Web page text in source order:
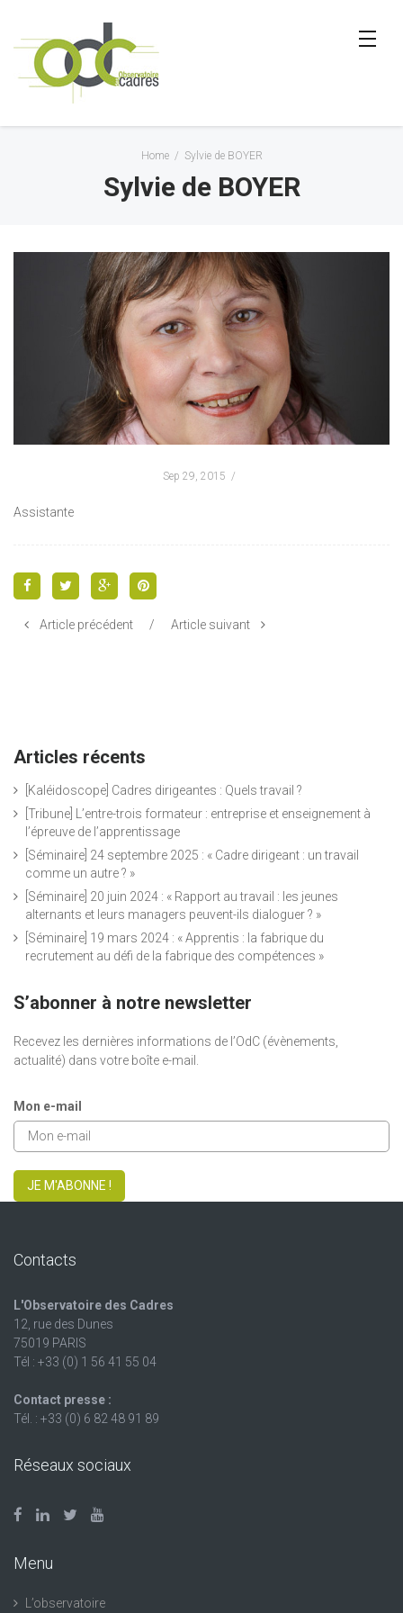
Home / Sylvie de BOYER
Sylvie de BOYER
Sep 29, 2015
Assistante
Article précédent / Article suivant
Articles récents
[Kaléidoscope] Cadres dirigeantes : Quels travail ?
[Tribune] L’entre-trois formateur : entreprise et enseignement à
l’épreuve de l’apprentissage
[Séminaire] 24 septembre 2025 : « Cadre dirigeant : un travail
comme un autre ? »
[Séminaire] 20 juin 2024 : « Rapport au travail : les jeunes
alternants et leurs managers peuvent-ils dialoguer ? »
[Séminaire] 19 mars 2024 : « Apprentis : la fabrique du
recrutement au défi de la fabrique des compétences »
S’abonner à notre newsletter
Recevez les dernières informations de l’OdC (évènements,
actualité) dans votre boîte e-mail.
Mon e-mail
JE M'ABONNE !
Contacts
L'Observatoire des Cadres
12, rue des Dunes
75019 PARIS
Tél : +33 (0) 1 56 41 55 04
Contact presse :
Tél. : +33 (0) 6 82 48 91 89
Réseaux sociaux
Menu
L’observatoire